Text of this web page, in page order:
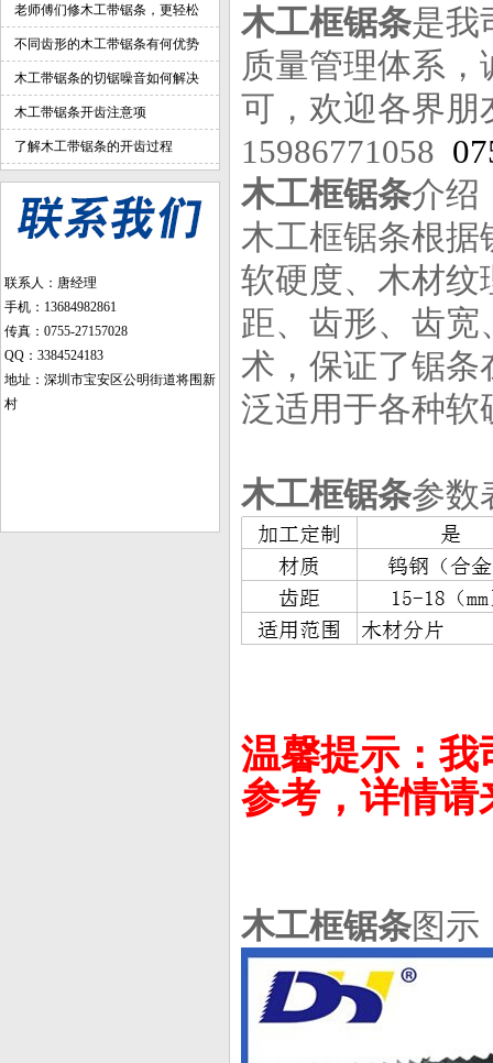
有杀伤力
老师傅们修木工带锯条，更轻松
不同齿形的木工带锯条有何优势
木工带锯条的切锯噪音如何解决
木工带锯条开齿注意项
了解木工带锯条的开齿过程
联系人：唐经理
手机：13684982861
传真：0755-27157028
QQ：3384524183
地址：深圳市宝安区公明街道将围新
村
木工框锯条是我
质量管理体系
可，欢迎各界朋
15986771058
木工框锯条介绍
木工框锯条根据
软硬度、木材纹
距、齿形、齿
术，保证了锯条
泛适用于各种软
木工框锯条参数
温馨提示：我
参考，详情
木工框锯条图示